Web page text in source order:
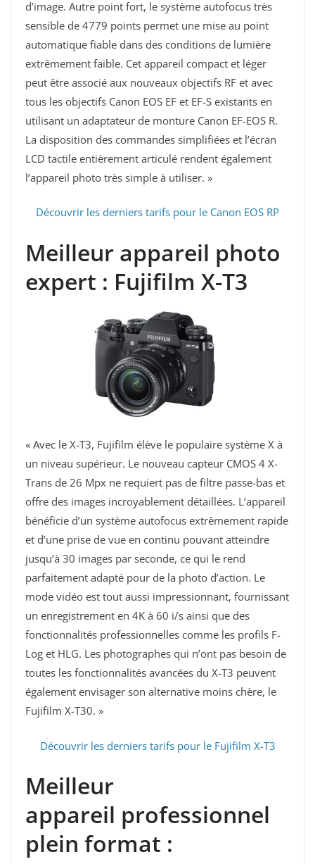
d’image. Autre point fort, le système autofocus très
sensible de 4779 points permet une mise au point
automatique fiable dans des conditions de lumière
extrêmement faible. Cet appareil compact et léger
peut être associé aux nouveaux objectifs RF et avec
tous les objectifs Canon EOS EF et EF-S existants en
utilisant un adaptateur de monture Canon EF-EOS R.
La disposition des commandes simplifiées et l’écran
LCD tactile entièrement articulé rendent également
l’appareil photo très simple à utiliser. »
Découvrir les derniers tarifs pour le Canon EOS RP
Meilleur appareil photo
expert : Fujifilm X-T3
« Avec le X-T3, Fujifilm élève le populaire système X à
un niveau supérieur. Le nouveau capteur CMOS 4 X-
Trans de 26 Mpx ne requiert pas de filtre passe-bas et
offre des images incroyablement détaillées. L’appareil
bénéficie d’un système autofocus extrêmement rapide
et d’une prise de vue en continu pouvant atteindre
jusqu’à 30 images par seconde, ce qui le rend
parfaitement adapté pour de la photo d’action. Le
mode vidéo est tout aussi impressionnant, fournissant
un enregistrement en 4K à 60 i/s ainsi que des
fonctionnalités professionnelles comme les profils F-
Log et HLG. Les photographes qui n’ont pas besoin de
toutes les fonctionnalités avancées du X-T3 peuvent
également envisager son alternative moins chère, le
Fujifilm X-T30. »
Découvrir les derniers tarifs pour le Fujifilm X-T3
Meilleur
appareil professionnel
plein format :